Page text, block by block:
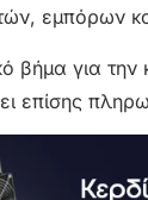
εμπόρων
βήμα για
επίσης